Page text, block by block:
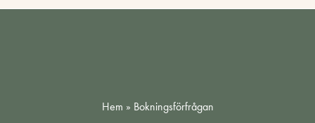
Hem » Bokningsförfrågan